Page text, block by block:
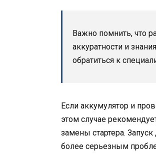
Важно помнить, что
аккуратности и
обратиться к
Если аккумулятор и
этом случае
замены стартера.
более серьезным